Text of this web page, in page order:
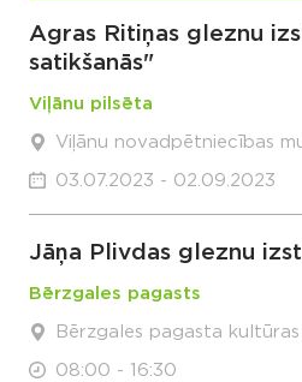
Agras Ritiņas gleznu
satikšanās"
Viļānu pilsēta
Viļānu novadpētniecības
03.07.2023 - 02.09.2023
Jāņa Plivdas gleznu
Bērzgales pagasts
Bērzgales pagasta kultūras
08:00 - 16:30